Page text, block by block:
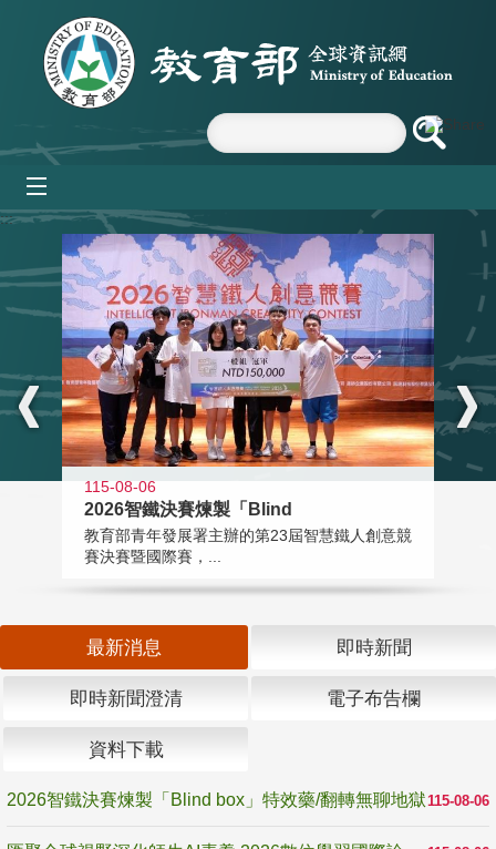
跳到主要內容區塊
:::
115-08-06
2026智鐵決賽煉製「Blind
教育部青年發展署主辦的第23屆智慧鐵人創意競
賽決賽暨國際賽，...
最新消息 即時新聞
即時新聞澄清 電子布告欄
資料下載
115-08-06
2026智鐵決賽煉製「Blind box」特效藥/翻轉無聊地獄